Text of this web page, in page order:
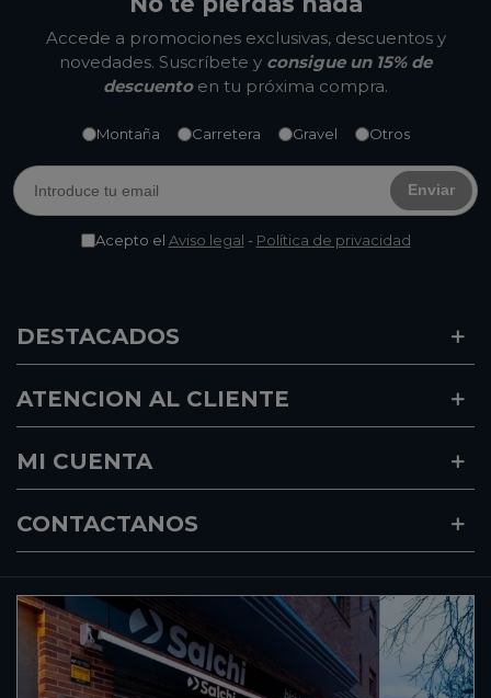
Accede a promociones exclusivas, descuentos y
novedades. Suscríbete y consigue un 15% de
descuentoen tu próxima compra.
Montaña Carretera Gravel Otros
Enviar
Acepto el Aviso legal - Política de privacidad
DESTACADOS
ATENCION AL CLIENTE
MI CUENTA
CONTACTANOS